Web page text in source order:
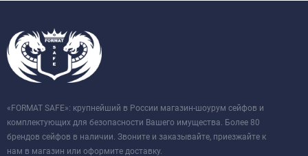
«FORMAT SAFE»: крупнейший в России магазин-шоурум сейфов и
комплектующих для безопасности Вашего имущества. Более 80
брендов сейфов в наличии. Звоните и заказывайте, приезжайте к
нам в магазин или оформите доставку.